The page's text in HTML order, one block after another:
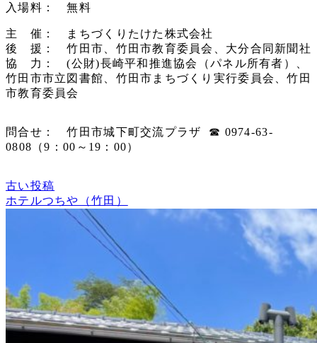
入場料： 無料
主 催： まちづくりたけた株式会社
後 援： 竹田市、竹田市教育委員会、大分合同新聞社
協 力： (公財)長崎平和推進協会（パネル所有者）、
竹田市市立図書館、竹田市まちづくり実行委員会、竹田
市教育委員会
問合せ： 竹田市城下町交流プラザ ☎ 0974-63-
0808（9：00～19：00）
古い投稿
ホテルつちや（竹田）